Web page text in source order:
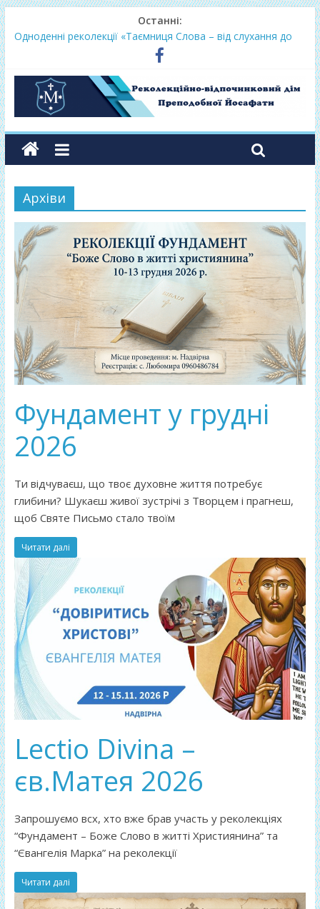
Останні:
Одноденні реколекції «Таємниця Слова – від слухання до
Lectio Divina – єв.Матея 2026
Нове життя в Христі – осінь 2026
Фундамент у вересні 2026
Архіви
Фундамент у грудні
2026
Ти відчуваєш, що твоє духовне життя потребує
глибини? Шукаєш живої зустрічі з Творцем і прагнеш,
щоб Святе Письмо стало твоїм
Читати далі
Lectio Divina –
єв.Матея 2026
Запрошуємо всх, хто вже брав участь у реколекціях
“Фундамент – Боже Слово в житті Християнина” та
“Євангелія Марка” на реколекції
Читати далі